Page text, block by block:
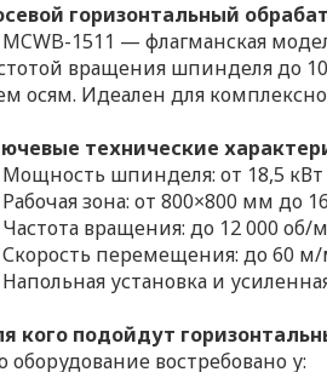
горизонтальный
MCWB-1511 — флагманская
вращения шпинделя до
осям. Идеален для
технические
Мощность шпинделя: от 18,5 кВт
Рабочая зона: от 800×800 мм до
Частота вращения: до 12 000
Скорость перемещения: до 60
Напольная установка и
кого подойдут
оборудование востребовано у: